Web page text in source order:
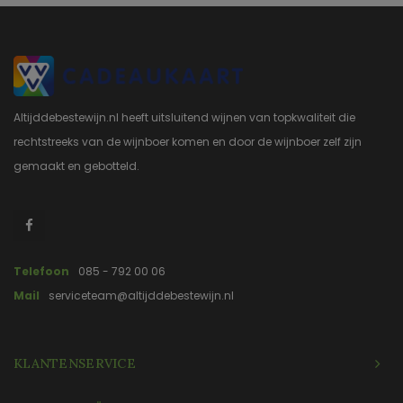
Altijddebestewijn.nl heeft uitsluitend wijnen van topkwaliteit die
rechtstreeks van de wijnboer komen en door de wijnboer zelf zijn
gemaakt en gebotteld.
Telefoon
085 - 792 00 06
Mail
serviceteam@altijddebestewijn.nl
KLANTENSERVICE